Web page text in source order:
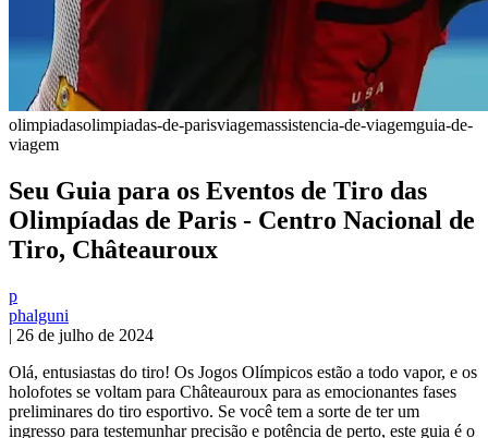
olimpiadasolimpiadas-de-parisviagemassistencia-de-viagemguia-de-
viagem
Seu Guia para os Eventos de Tiro das
Olimpíadas de Paris - Centro Nacional de
Tiro, Châteauroux
p
phalguni
| 26 de julho de 2024
Olá, entusiastas do tiro! Os Jogos Olímpicos estão a todo vapor, e os
holofotes se voltam para Châteauroux para as emocionantes fases
preliminares do tiro esportivo. Se você tem a sorte de ter um
ingresso para testemunhar precisão e potência de perto, este guia é o